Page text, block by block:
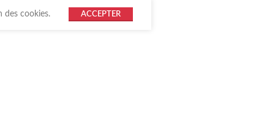
des cookies. ACCEPTER